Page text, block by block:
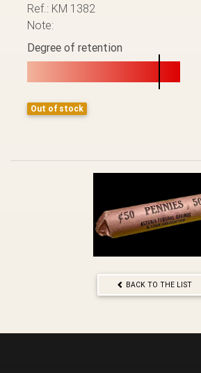
Ref.: KM 1382
Note:
Degree of retention
Out of stock
BACK TO THE LIST